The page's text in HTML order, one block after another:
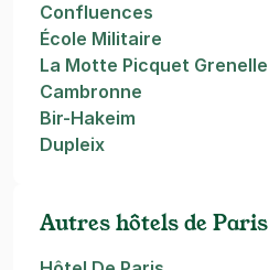
Confluences
École Militaire
La Motte Picquet Grenelle
Cambronne
Bir-Hakeim
Dupleix
Autres hôtels de Paris